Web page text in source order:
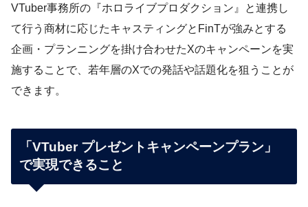
VTuber事務所の『ホロライブプロダクション』と連携し
て行う商材に応じたキャスティングとFinTが強みとする
企画・プランニングを掛け合わせたXのキャンペーンを実
施することで、若年層のXでの発話や話題化を狙うことが
できます。
「VTuber プレゼントキャンペーンプラン」
で実現できること